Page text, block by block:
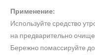
Применение:
Используйте средство
на предварительно
Бережно помассируйте